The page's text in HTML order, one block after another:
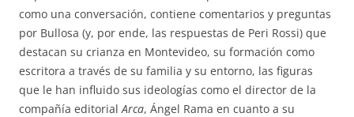
como una conversación, contiene comentarios y preguntas
por Bullosa (y, por ende, las respuestas de Peri Rossi) que
destacan su crianza en Montevideo, su formación como
escritora a través de su familia y su entorno, las figuras
que le han influido sus ideologías como el director de la
compañía editorialArca, Ángel Rama en cuanto a su